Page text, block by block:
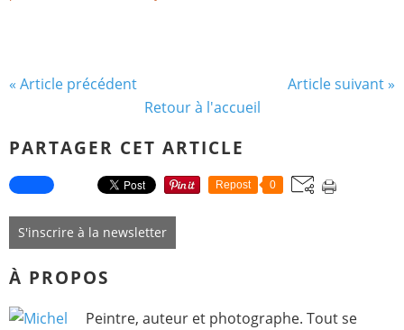
« Article précédent
Article suivant »
Retour à l'accueil
PARTAGER CET ARTICLE
Repost 0
S'inscrire à la newsletter
À PROPOS
Peintre, auteur et photographe. Tout se